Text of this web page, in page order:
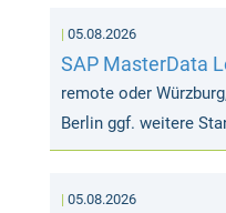
05.08.2026
SAP MasterData
remote oder
Berlin ggf. weitere
05.08.2026